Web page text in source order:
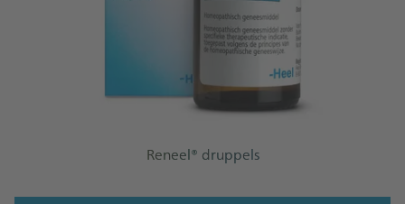
Reneel® druppels